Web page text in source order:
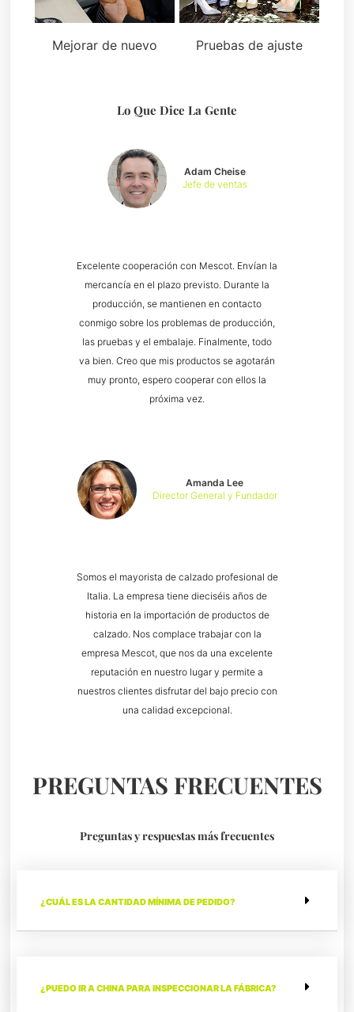
Mejorar de nuevo Pruebas de ajuste
Lo Que Dice La Gente
Somos el mayorista de calzado profesional de
Italia. La empresa tiene dieciséis años de
historia en la importación de productos de
calzado. Nos complace trabajar con la
empresa Mescot, que nos da una excelente
reputación en nuestro lugar y permite a
nuestros clientes disfrutar del bajo precio con
una calidad excepcional.
Amanda Lee
Director General y Fundador
Excelente cooperación con Mescot. Envían la
mercancía en el plazo previsto. Durante la
producción, se mantienen en contacto
conmigo sobre los problemas de producción,
las pruebas y el embalaje. Finalmente, todo
va bien. Creo que mis productos se agotarán
muy pronto, espero cooperar con ellos la
próxima vez.
Adam Cheise
Jefe de ventas
PREGUNTAS FRECUENTES
Preguntas y respuestas más frecuentes
¿CUÁL ES LA CANTIDAD MÍNIMA DE PEDIDO?
¿PUEDO IR A CHINA PARA INSPECCIONAR LA FÁBRICA?